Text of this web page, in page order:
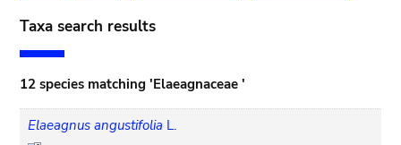
Taxa search results
12 species matching 'Elaeagnaceae '
Elaeagnus angustifolia L.